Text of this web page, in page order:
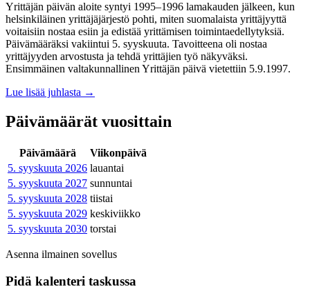
Yrittäjän päivän aloite syntyi 1995–1996 lamakauden jälkeen, kun
helsinkiläinen yrittäjäjärjestö pohti, miten suomalaista yrittäjyyttä
voitaisiin nostaa esiin ja edistää yrittämisen toimintaedellytyksiä.
Päivämääräksi vakiintui 5. syyskuuta. Tavoitteena oli nostaa
yrittäjyyden arvostusta ja tehdä yrittäjien työ näkyväksi.
Ensimmäinen valtakunnallinen Yrittäjän päivä vietettiin 5.9.1997.
Lue lisää juhlasta →
Päivämäärät vuosittain
Päivämäärä
Viikonpäivä
5. syyskuuta 2026 lauantai
5. syyskuuta 2027 sunnuntai
5. syyskuuta 2028 tiistai
5. syyskuuta 2029 keskiviikko
5. syyskuuta 2030 torstai
Asenna ilmainen sovellus
Pidä kalenteri taskussa